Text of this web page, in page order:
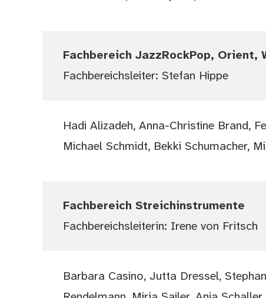
Fachbereich JazzRockPop, Orient,
Fachbereichsleiter: Stefan Hippe
Hadi Alizadeh, Anna-Christine Brand,
Michael Schmidt, Bekki Schumacher,
Fachbereich Streichinstrumente
Fachbereichsleiterin: Irene von Fritsch
Barbara Casino, Jutta Dressel,